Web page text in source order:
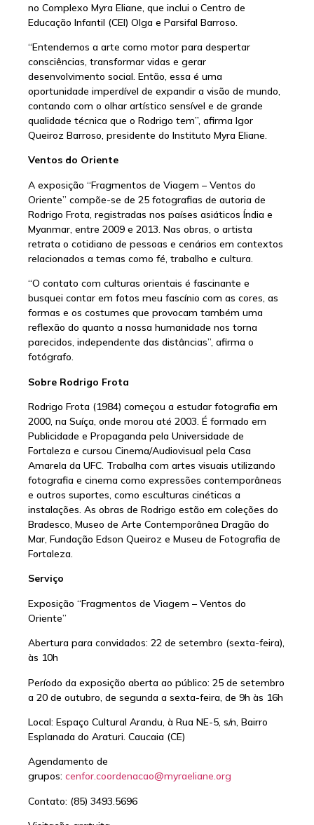
no Complexo Myra Eliane, que inclui o Centro de
Educação Infantil (CEI) Olga e Parsifal Barroso.
“Entendemos a arte como motor para despertar
consciências, transformar vidas e gerar
desenvolvimento social. Então, essa é uma
oportunidade imperdível de expandir a visão de mundo,
contando com o olhar artístico sensível e de grande
qualidade técnica que o Rodrigo tem”, afirma Igor
Queiroz Barroso, presidente do Instituto Myra Eliane.
Ventos do Oriente
A exposição “Fragmentos de Viagem – Ventos do
Oriente” compõe-se de 25 fotografias de autoria de
Rodrigo Frota, registradas nos países asiáticos Índia e
Myanmar, entre 2009 e 2013. Nas obras, o artista
retrata o cotidiano de pessoas e cenários em contextos
relacionados a temas como fé, trabalho e cultura.
“O contato com culturas orientais é fascinante e
busquei contar em fotos meu fascínio com as cores, as
formas e os costumes que provocam também uma
reflexão do quanto a nossa humanidade nos torna
parecidos, independente das distâncias”, afirma o
fotógrafo.
Sobre Rodrigo Frota
Rodrigo Frota (1984) começou a estudar fotografia em
2000, na Suíça, onde morou até 2003. É formado em
Publicidade e Propaganda pela Universidade de
Fortaleza e cursou Cinema/Audiovisual pela Casa
Amarela da UFC. Trabalha com artes visuais utilizando
fotografia e cinema como expressões contemporâneas
e outros suportes, como esculturas cinéticas a
instalações. As obras de Rodrigo estão em coleções do
Bradesco, Museo de Arte Contemporânea Dragão do
Mar, Fundação Edson Queiroz e Museu de Fotografia de
Fortaleza.
Serviço
Exposição “Fragmentos de Viagem – Ventos do
Oriente”
Abertura para convidados: 22 de setembro (sexta-feira),
às 10h
Período da exposição aberta ao público: 25 de setembro
a 20 de outubro, de segunda a sexta-feira, de 9h às 16h
Local: Espaço Cultural Arandu, à Rua NE-5, s/n, Bairro
Esplanada do Araturi. Caucaia (CE)
Agendamento de
grupos:cenfor.coordenacao@myraeliane.org
Contato: (85) 3493.5696